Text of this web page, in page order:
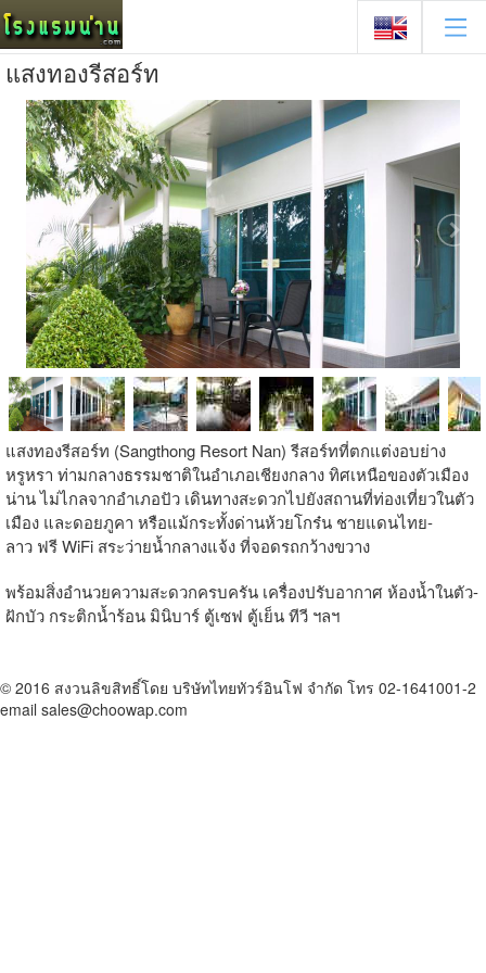
แสงทองรีสอร์ท
แสงทองรีสอร์ท (Sangthong Resort Nan) รีสอร์ทที่ตกแต่งอบย่าง
หรูหรา ท่ามกลางธรรมชาติในอำเภอเชียงกลาง ทิศเหนือของตัวเมือง
น่าน ไม่ไกลจากอำเภอปัว เดินทางสะดวกไปยังสถานที่ท่องเที่ยวในตัว
เมือง และดอยภูคา หรือแม้กระทั้งด่านห้วยโกร๋น ชายแดนไทย-
ลาว ฟรี WiFi สระว่ายน้ำกลางแจ้ง ที่จอดรถกว้างขวาง
พร้อมสิ่งอำนวยความสะดวกครบครัน เครื่องปรับอากาศ ห้องน้ำในตัว-
ฝักบัว กระติกน้ำร้อน มินิบาร์ ตู้เซฟ ตู้เย็น ทีวี ฯลฯ
© 2016 สงวนลิขสิทธิ์โดย บริษัทไทยทัวร์อินโฟ จำกัด โทร 02-1641001-2
email sales@choowap.com